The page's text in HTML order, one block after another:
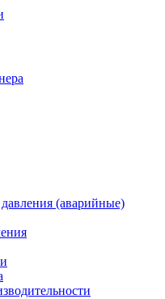
(аварийные)